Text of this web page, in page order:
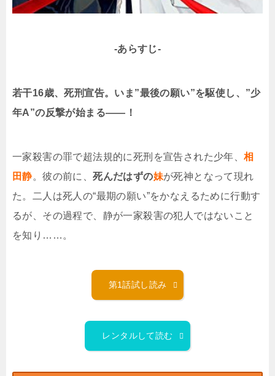
-あらすじ-
若干16歳、死刑宣告。いま”最後の願い”を駆使し、”少
年A”の反撃が始まる――！
一家殺害の罪で超法規的に死刑を宣告された少年、相
田静。彼の前に、死んだはずの妹が死神となって現れ
た。二人は死人の“最期の願い”をかなえるために行動す
るが、その過程で、静が一家殺害の犯人ではないこと
を知り……。
第1話試し読み
レンタルして読む